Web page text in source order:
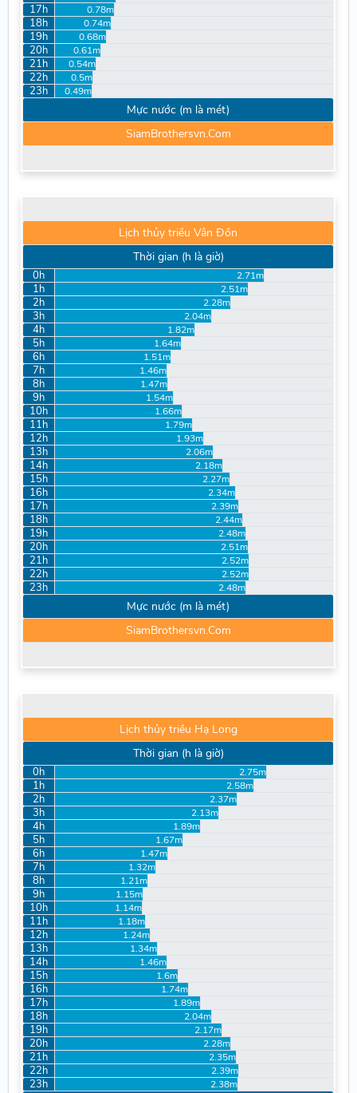
17h 0.78m
18h 0.74m
19h 0.68m
20h 0.61m
21h 0.54m
22h 0.5m
23h 0.49m
Mực nước (m là mét)
SiamBrothersvn.Com
Lịch thủy triều Vân Đồn
Thời gian (h là giờ)
0h 2.71m
1h 2.51m
2h 2.28m
3h 2.04m
4h 1.82m
5h 1.64m
6h 1.51m
7h 1.46m
8h 1.47m
9h 1.54m
10h 1.66m
11h 1.79m
12h 1.93m
13h 2.06m
14h 2.18m
15h 2.27m
16h 2.34m
17h 2.39m
18h 2.44m
19h 2.48m
20h 2.51m
21h 2.52m
22h 2.52m
23h 2.48m
Mực nước (m là mét)
SiamBrothersvn.Com
Lịch thủy triều Hạ Long
Thời gian (h là giờ)
0h 2.75m
1h 2.58m
2h 2.37m
3h 2.13m
4h 1.89m
5h 1.67m
6h 1.47m
7h 1.32m
8h 1.21m
9h 1.15m
10h 1.14m
11h 1.18m
12h 1.24m
13h 1.34m
14h 1.46m
15h 1.6m
16h 1.74m
17h 1.89m
18h 2.04m
19h 2.17m
20h 2.28m
21h 2.35m
22h 2.39m
23h 2.38m